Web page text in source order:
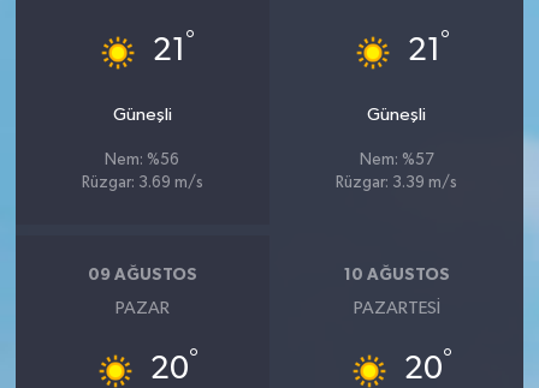
21 °
Güneşli
Nem: %56
Rüzgar: 3.69 m/s
21 °
Güneşli
Nem: %57
Rüzgar: 3.39 m/s
09 AĞUSTOS
PAZAR
20°
10 AĞUSTOS
PAZARTESI
20°